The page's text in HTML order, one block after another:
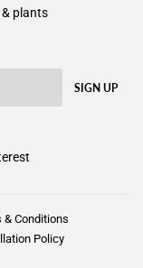
plants
SIGN UP
& Conditions
Policy